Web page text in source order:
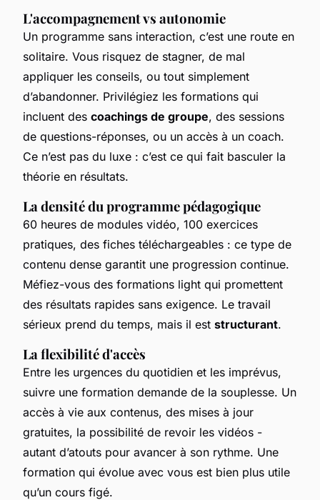
L'accompagnement vs autonomie
Un programme sans interaction, c’est une route en
solitaire. Vous risquez de stagner, de mal
appliquer les conseils, ou tout simplement
d’abandonner. Privilégiez les formations qui
incluent des coachings de groupe, des sessions
de questions-réponses, ou un accès à un coach.
Ce n’est pas du luxe : c’est ce qui fait basculer la
théorie en résultats.
La densité du programme pédagogique
60 heures de modules vidéo, 100 exercices
pratiques, des fiches téléchargeables : ce type de
contenu dense garantit une progression continue.
Méfiez-vous des formations light qui promettent
des résultats rapides sans exigence. Le travail
sérieux prend du temps, mais il est structurant.
La flexibilité d'accès
Entre les urgences du quotidien et les imprévus,
suivre une formation demande de la souplesse. Un
accès à vie aux contenus, des mises à jour
gratuites, la possibilité de revoir les vidéos -
autant d’atouts pour avancer à son rythme. Une
formation qui évolue avec vous est bien plus utile
qu’un cours figé.